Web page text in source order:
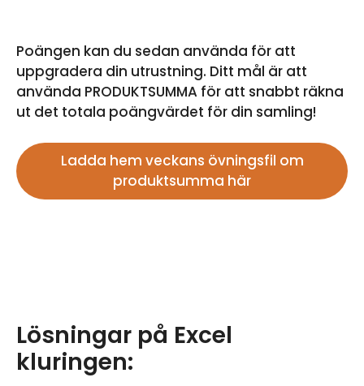
Poängen kan du sedan använda för att
uppgradera din utrustning. Ditt mål är att
använda PRODUKTSUMMA för att snabbt räkna
ut det totala poängvärdet för din samling!
Ladda hem veckans övningsfil om
produktsumma här
Lösningar på Excel
kluringen: